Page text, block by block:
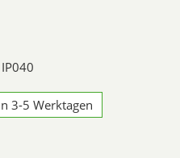
3-5 Werktagen